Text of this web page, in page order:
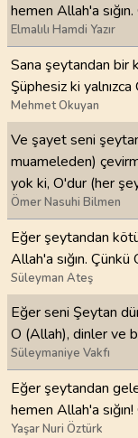
hemen Allah'a
Elmalılı Hamdi Yazır
Sana şeytandan bir
Şüphesiz ki yalnızca
Mehmet Okuyan
Ve şayet seni
muameleden)
yok ki, O'dur (her
Ömer Nasuhi Bilmen
Eğer şeytandan
Allah'a sığın.
Süleyman Ateş
Eğer seni Şeytan
O (Allah), dinler ve
Süleymaniye Vakfı
Eğer şeytandan
hemen Allah'a
Yaşar Nuri Öztürk